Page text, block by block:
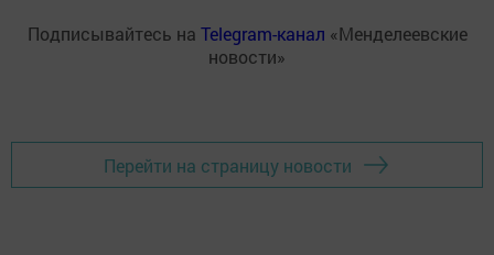
Подписывайтесь на Telegram-канал «Менделеевские
новости»
Перейти на страницу новости